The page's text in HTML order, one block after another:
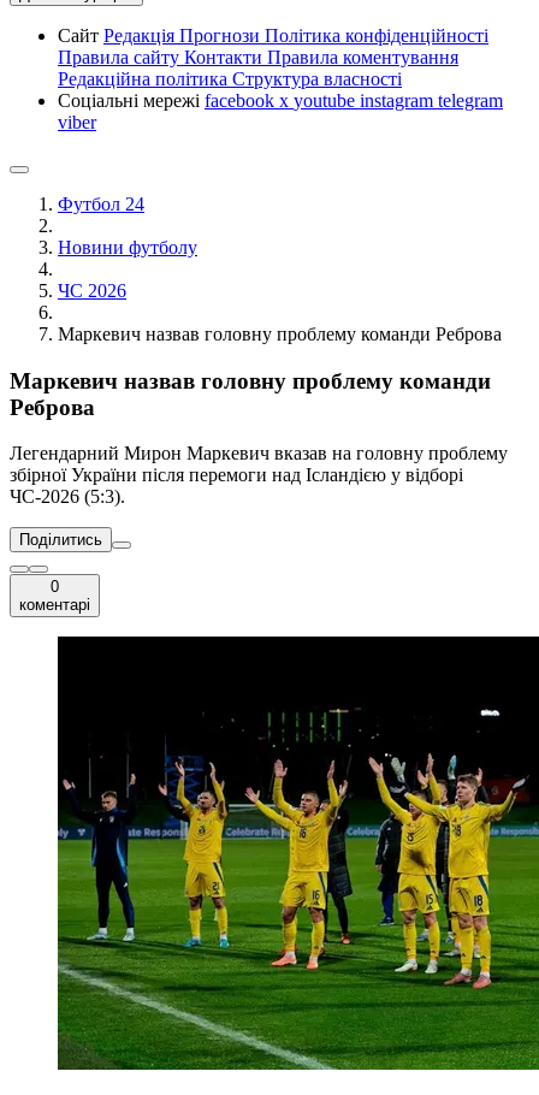
Сайт Редакція Прогнози Політика конфіденційності
Правила сайту Контакти Правила коментування
Редакційна політика Структура власності
Соціальні мережі facebook x youtube instagram telegram
viber
Футбол 24
Новини футболу
ЧС 2026
Маркевич назвав головну проблему команди Реброва
Маркевич назвав головну проблему команди
Реброва
Легендарний Мирон Маркевич вказав на головну проблему
збірної України після перемоги над Ісландією у відборі
ЧС-2026 (5:3).
Поділитись
0
коментарі